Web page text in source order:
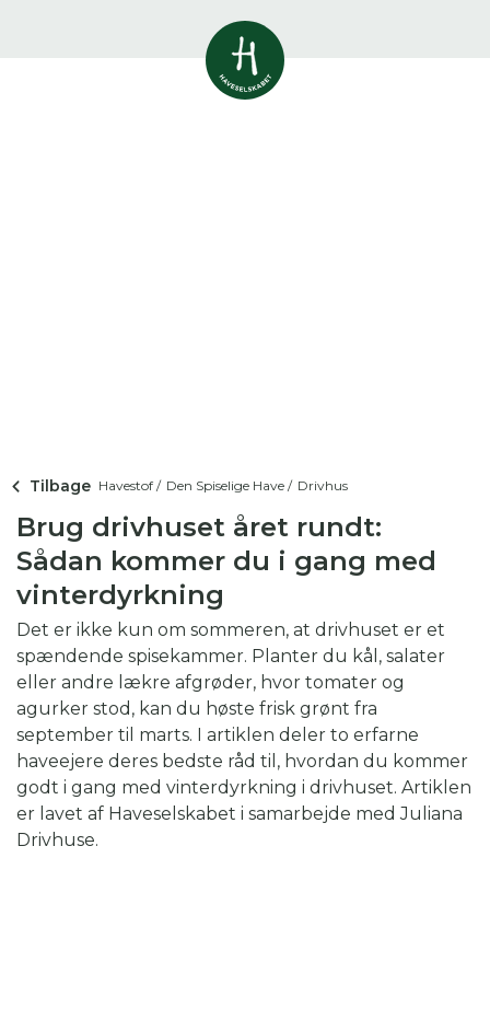
Tilbage Havestof / Den Spiselige Have / Drivhus
Brug drivhuset året rundt:
Sådan kommer du i gang med
vinterdyrkning
Det er ikke kun om sommeren, at drivhuset er et
spændende spisekammer. Planter du kål, salater
eller andre lækre afgrøder, hvor tomater og
agurker stod, kan du høste frisk grønt fra
september til marts. I artiklen deler to erfarne
haveejere deres bedste råd til, hvordan du kommer
godt i gang med vinterdyrkning i drivhuset. Artiklen
er lavet af Haveselskabet i samarbejde med Juliana
Drivhuse.